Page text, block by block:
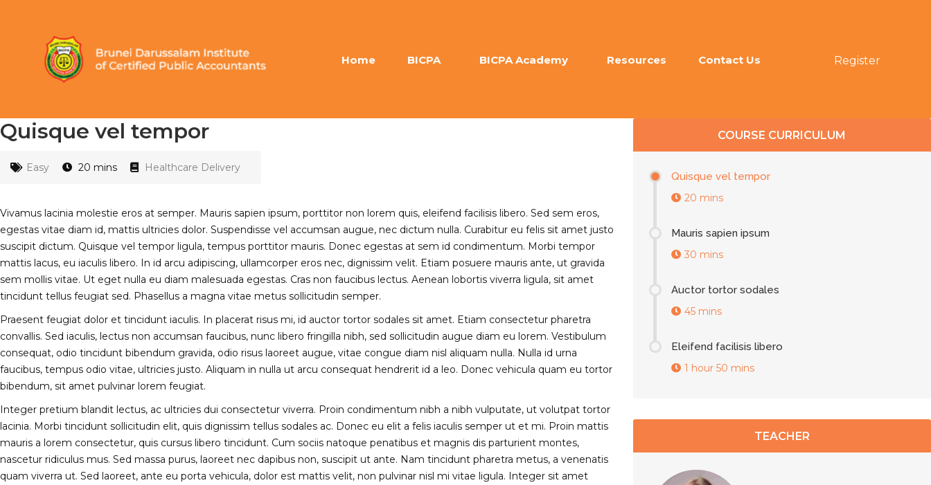
Home BICPA BICPA Academy Resources Contact Us Register
Quisque vel tempor
Easy 20 mins Healthcare Delivery
Vivamus lacinia molestie eros at semper. Mauris sapien ipsum, porttitor non lorem quis, eleifend facilisis libero. Sed sem eros,
egestas vitae diam id, mattis ultricies dolor. Suspendisse vel accumsan augue, nec dictum nulla. Curabitur eu felis sit amet justo
suscipit dictum. Quisque vel tempor ligula, tempus porttitor mauris. Donec egestas at sem id condimentum. Morbi tempor
mattis lacus, eu iaculis libero. In id arcu adipiscing, ullamcorper eros nec, dignissim velit. Etiam posuere mauris ante, ut gravida
sem mollis vitae. Ut eget nulla eu diam malesuada egestas. Cras non faucibus lectus. Aenean lobortis viverra ligula, sit amet
tincidunt tellus feugiat sed. Phasellus a magna vitae metus sollicitudin semper.
Praesent feugiat dolor et tincidunt iaculis. In placerat risus mi, id auctor tortor sodales sit amet. Etiam consectetur pharetra
convallis. Sed iaculis, lectus non accumsan faucibus, nunc libero fringilla nibh, sed sollicitudin augue diam eu lorem. Vestibulum
consequat, odio tincidunt bibendum gravida, odio risus laoreet augue, vitae congue diam nisl aliquam nulla. Nulla id urna
faucibus, tempus odio vitae, ultricies justo. Aliquam in nulla ut arcu consequat hendrerit id a leo. Donec vehicula quam eu tortor
bibendum, sit amet pulvinar lorem feugiat.
Integer pretium blandit lectus, ac ultricies dui consectetur viverra. Proin condimentum nibh a nibh vulputate, ut volutpat tortor
lacinia. Morbi tincidunt sollicitudin elit, quis dignissim tellus sodales ac. Donec eu elit a felis iaculis semper ut et mi. Proin mattis
mauris a lorem consectetur, quis cursus libero tincidunt. Cum sociis natoque penatibus et magnis dis parturient montes,
nascetur ridiculus mus. Sed massa purus, laoreet nec dapibus non, suscipit ut ante. Nam tincidunt pharetra metus, a venenatis
quam viverra ut. Sed laoreet, ante eu porta vehicula, dolor est mattis velit, non pulvinar nisl mi vitae ligula. Integer sit amet
COURSE CURRICULUM
Quisque vel tempor
20 mins
Mauris sapien ipsum
30 mins
Auctor tortor sodales
45 mins
Eleifend facilisis libero
1 hour 50 mins
TEACHER